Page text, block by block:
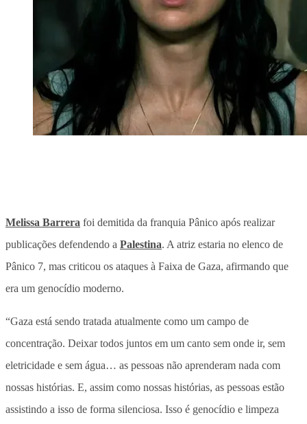
Melissa Barrera foi demitida da franquia Pânico após realizar
publicações defendendo a Palestina. A atriz estaria no elenco de
Pânico 7, mas criticou os ataques à Faixa de Gaza, afirmando que
era um genocídio moderno.
“Gaza está sendo tratada atualmente como um campo de
concentração. Deixar todos juntos em um canto sem onde ir, sem
eletricidade e sem água… as pessoas não aprenderam nada com
nossas histórias. E, assim como nossas histórias, as pessoas estão
assistindo a isso de forma silenciosa. Isso é genocídio e limpeza